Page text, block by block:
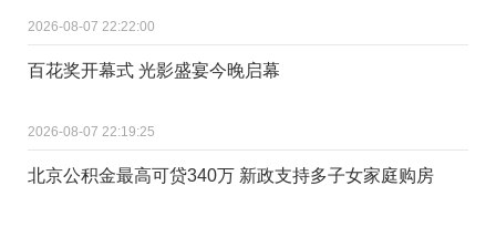
2026-08-07 22:22:00
百花奖开幕式 光影盛宴今晚启幕
2026-08-07 22:19:25
北京公积金最高可贷340万 新政支持多子女家庭购房